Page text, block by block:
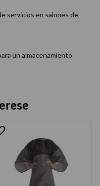
servicios en salones de
un almacenamiento